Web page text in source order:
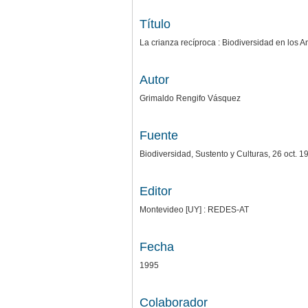
Título
La crianza recíproca : Biodiversidad en los
Autor
Grimaldo Rengifo Vásquez
Fuente
Biodiversidad, Sustento y Culturas, 26 oct.
Editor
Montevideo [UY] : REDES-AT
Fecha
1995
Colaborador